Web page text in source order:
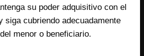
su poder adquisitivo con el
siga cubriendo adecuadamente
menor o beneficiario.